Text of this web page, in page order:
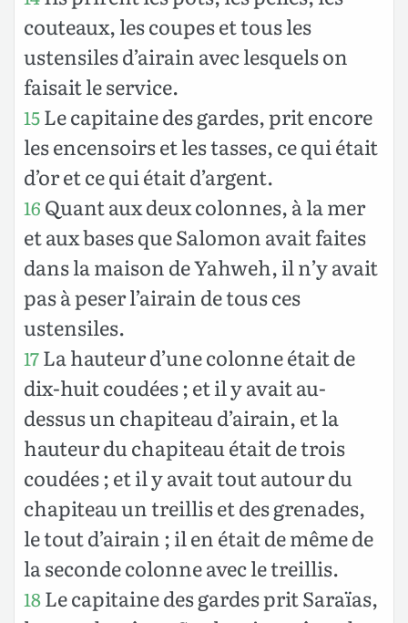
couteaux, les coupes et tous les
ustensiles d’airain avec lesquels on
faisait le service.
15Le capitaine des gardes, prit encore
les encensoirs et les tasses, ce qui était
d’or et ce qui était d’argent.
16 Quant aux deux colonnes, à la mer
et aux bases que Salomon avait faites
dans la maison de Yahweh, il n’y avait
pas à peser l’airain de tous ces
ustensiles.
17La hauteur d’une colonne était de
dix-huit coudées ; et il y avait au-
dessus un chapiteau d’airain, et la
hauteur du chapiteau était de trois
coudées ; et il y avait tout autour du
chapiteau un treillis et des grenades,
le tout d’airain ; il en était de même de
la seconde colonne avec le treillis.
18Le capitaine des gardes prit Saraïas,